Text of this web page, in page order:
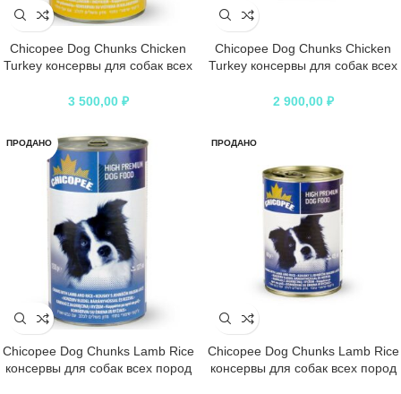
Chicopee Dog Chunks Chicken
Turkey консервы для собак всех
курицы и индейки в соусе – 1,23
3 500,00 ₽
Chicopee Dog Chunks Chicken
Turkey консервы для собак всех
курицы и индейки в соусе – 400 г
2 900,00 ₽
ПРОДАНО
Chicopee Dog Chunks Lamb Rice
консервы для собак всех пород
ПРОДАНО
Chicopee Dog Chunks Lamb Rice
консервы для собак всех пород